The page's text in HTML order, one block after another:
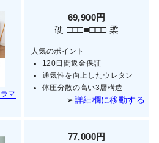
マ
69,900円
硬 □□□■□□□ 柔
人気のポイント
120日間返金保証
通気性を向上したウレタン
体圧分散の高い3層構造
➢詳細欄に移動する
77,000円